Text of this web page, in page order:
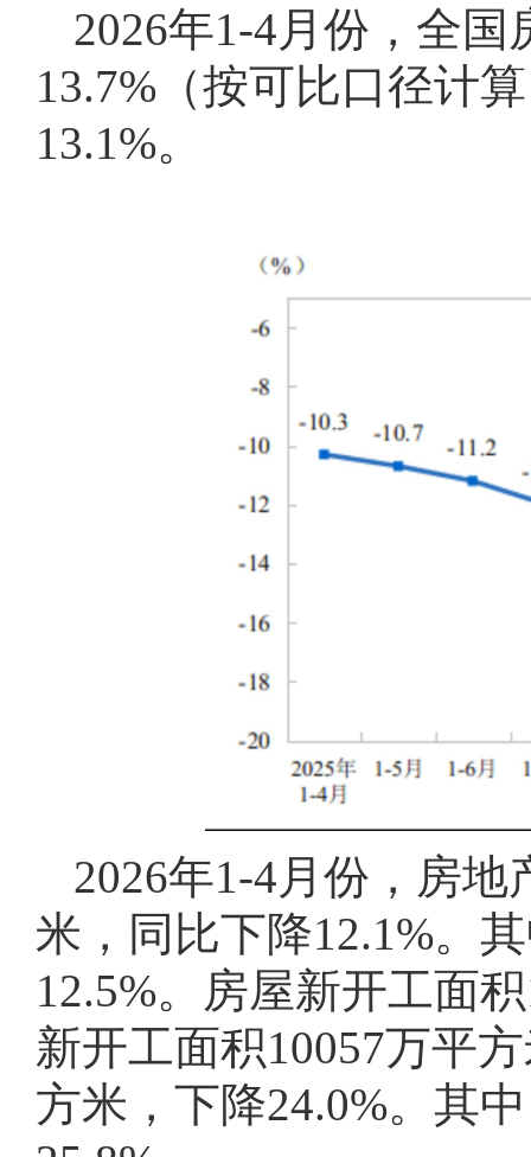
2026年1-4月份，全
13.7%（按可比口径计
13.1%。
2026年1-4月份，房
米，同比下降12.1%。
12.5%。房屋新开工面
新开工面积10057万平
方米，下降24.0%。其